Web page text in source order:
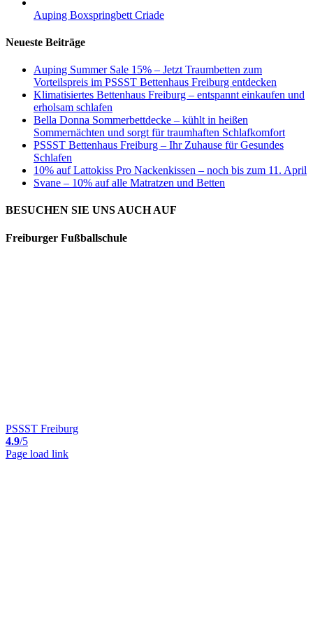
Auping Boxspringbett Criade
Neueste Beiträge
Auping Summer Sale 15% – Jetzt Traumbetten zum
Vorteilspreis im PSSST Bettenhaus Freiburg entdecken
Klimatisiertes Bettenhaus Freiburg – entspannt einkaufen und
erholsam schlafen
Bella Donna Sommerbettdecke – kühlt in heißen
Sommernächten und sorgt für traumhaften Schlafkomfort
PSSST Bettenhaus Freiburg – Ihr Zuhause für Gesundes
Schlafen
10% auf Lattokiss Pro Nackenkissen – noch bis zum 11. April
Svane – 10% auf alle Matratzen und Betten
BESUCHEN SIE UNS AUCH AUF
Freiburger Fußballschule
PSSST Freiburg
4.9/5
Page load link